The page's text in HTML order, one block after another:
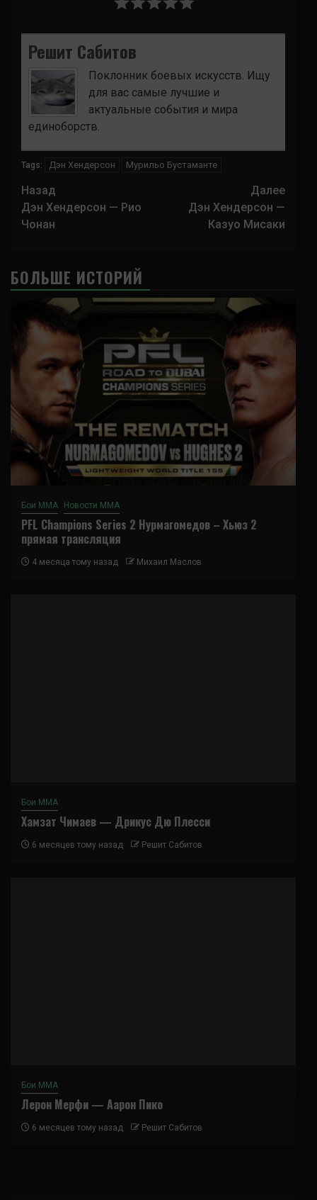
Решит Сабитов
Поклонник боевых искусств. Ищу
для вас самые лучшие и
актуальные события и мира
единоборств.
Tags: Дэн Хендерсон Мурильо Бустаманте
Навигация
записи
Назад
Дэн Хендерсон — Рио
Чонан
Далее
Дэн Хендерсон —
Казуо Мисаки
БОЛЬШЕ ИСТОРИЙ
Бои ММА Новости ММА
PFL Champions Series 2 Нурмагомедов – Хьюз 2
прямая трансляция
4 месяца тому назад Михаил Маслов
Бои ММА
Хамзат Чимаев — Дрикус Дю Плесси
6 месяцев тому назад Решит Сабитов
Бои ММА
Лерон Мерфи — Аарон Пико
6 месяцев тому назад Решит Сабитов